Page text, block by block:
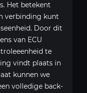
Het betekent
verbinding kunt
Door dit
van ECU
te
vindt plaats in
kunnen we
volledige back-